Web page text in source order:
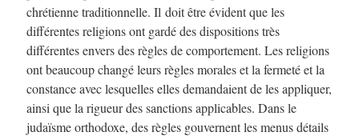
chrétienne traditionnelle. Il doit être évident que les
différentes religions ont gardé des dispositions très
différentes envers des règles de comportement. Les religions
ont beaucoup changé leurs règles morales et la fermeté et la
constance avec lesquelles elles demandaient de les appliquer,
ainsi que la rigueur des sanctions applicables. Dans le
judaïsme orthodoxe, des règles gouvernent les menus détails